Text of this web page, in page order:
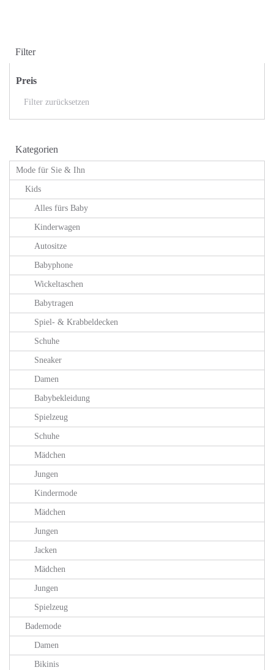
Filter
Preis
Filter zurücksetzen
Kategorien
Mode für Sie & Ihn
Kids
Alles fürs Baby
Kinderwagen
Autositze
Babyphone
Wickeltaschen
Babytragen
Spiel- & Krabbeldecken
Schuhe
Sneaker
Damen
Babybekleidung
Spielzeug
Schuhe
Mädchen
Jungen
Kindermode
Mädchen
Jungen
Jacken
Mädchen
Jungen
Spielzeug
Bademode
Damen
Bikinis